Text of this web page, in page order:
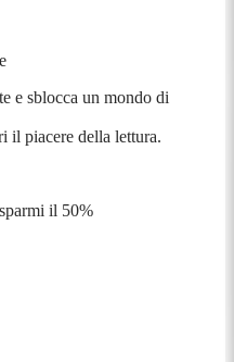
e sblocca un mondo di
il piacere della lettura.
il 50%